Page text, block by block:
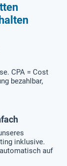
CPA = Cost
bezahlbar,
inklusive.
auf